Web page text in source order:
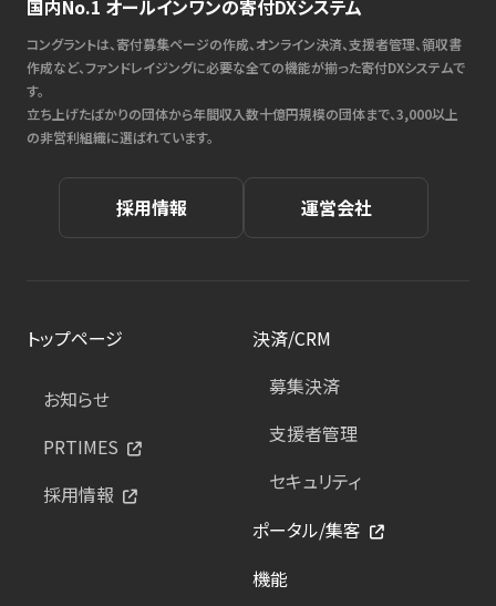
国内No.1 オールインワンの寄付DXシステム
コングラントは、寄付募集ページの作成、オンライン決済、支援者管理、領収書
作成など、ファンドレイジングに必要な全ての機能が揃った寄付DXシステムで
す。
立ち上げたばかりの団体から年間収入数十億円規模の団体まで、3,000以上
の非営利組織に選ばれています。
採用情報 運営会社
トップページ
お知らせ
PRTIMES
採用情報
決済/CRM
募集決済
支援者管理
セキュリティ
ポータル/集客
機能